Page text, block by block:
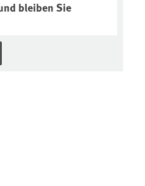
bleiben Sie